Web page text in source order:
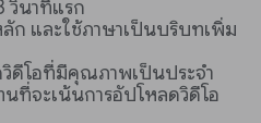
วินาทีแรก
ก และใช้ภาษาเป็นบริบทเพิ่ม
ดีโอที่มีคุณภาพเป็นประจำ
ที่จะเน้นการอัปโหลดวิดีโอ